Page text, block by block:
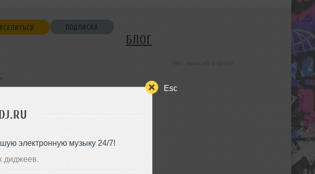
Esc
электронную музыку 24/7!
диджеев.
ПОДПИСКА
ВСЕЛИТЬСЯ
БЛОГ